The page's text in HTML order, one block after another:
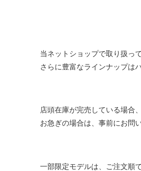
当ネットショップで取り扱っ
さらに豊富なラインナップは
店頭在庫が完売している場合
お急ぎの場合は、事前にお問
一部限定モデルは、ご注文順